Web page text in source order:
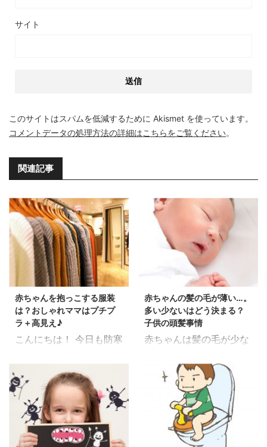
サイト
このサイトはスパムを低減するために Akismet を使っています。
コメントデータの処理方法の詳細はこちらをご覧ください。
関連記事
赤ちゃんを抱っこする服装
は？おしゃれママはプチプ
ラ＋高見え♪
こんにちは！ 今日も防寒
の私です！ 私は長男を産
んで6年強たちます。 妊
婦の時期も含めると約7
年。 子どもが大きくなっ
てきたと思ったら 第二
子、第三子の妊娠。 おし
赤ちゃんの髪の毛が薄い…。
多い少ないはどう決まる？
子供の頭髪事情
赤ちゃんは髪の毛が少な
情 こんにちは！ 突然で
すが、 我が家の末っ子長
女は1歳半になりますが
髪の毛が全然伸びません
（涙） そして増えません
（涙） 女の子だから、